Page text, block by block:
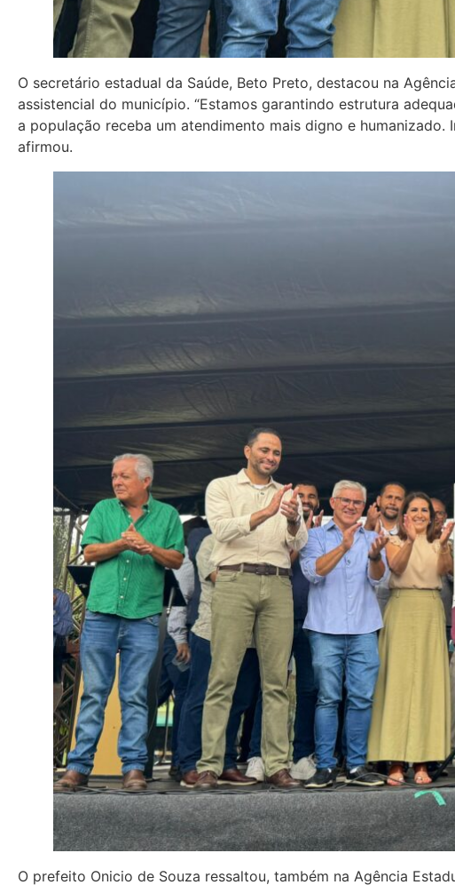
O secretário estadual da Saúde, Beto Preto, destacou na
assistencial do município. “Estamos garantindo estrutura
a população receba um atendimento mais digno e
afirmou.
O prefeito Onicio de Souza ressaltou, também na Agência